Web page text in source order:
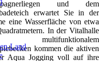
und dem
erwartet Sie in der
eine Wasserfläche von etwa
In der Vitalhalle
kommen die aktiven
Aqua Jogging voll auf ihre
Land